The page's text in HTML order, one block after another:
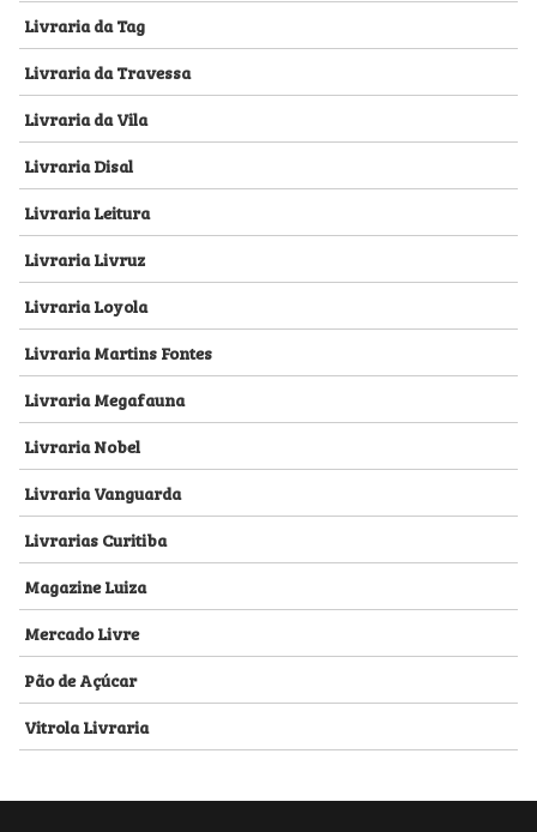
Livraria da Tag
Livraria da Travessa
Livraria da Vila
Livraria Disal
Livraria Leitura
Livraria Livruz
Livraria Loyola
Livraria Martins Fontes
Livraria Megafauna
Livraria Nobel
Livraria Vanguarda
Livrarias Curitiba
Magazine Luiza
Mercado Livre
Pão de Açúcar
Vitrola Livraria